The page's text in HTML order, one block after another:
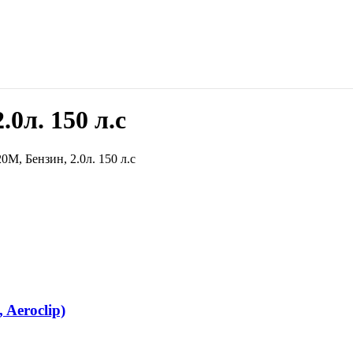
150 л.с
Бензин, 2.0л. 150 л.с
Aeroclip)